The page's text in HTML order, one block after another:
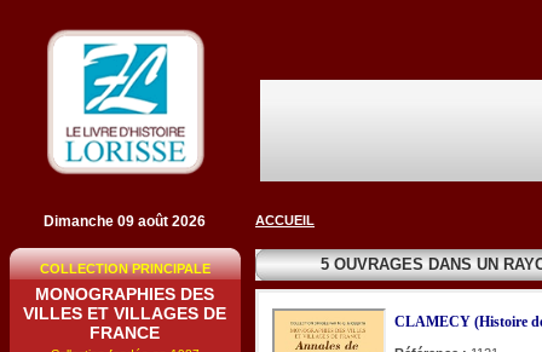
Dimanche 09 août 2026
COLLECTION PRINCIPALE
MONOGRAPHIES DES
VILLES ET VILLAGES DE
FRANCE
ACCUEIL
5 OUVRAGES DANS UN
CLAMECY (Histoire